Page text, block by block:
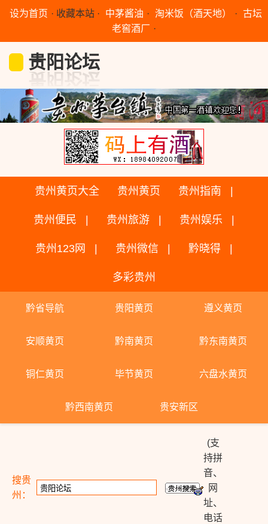
设为首页 · 收藏本站 · 中茅酱油 · 淘米饭（酒天地） · 古坛
老窖酒厂 ·
贵阳论坛
贵州黄页大全 贵州黄页 贵州指南
贵州便民 贵州旅游 贵州娱乐
贵州123网 贵州微信 黔晓得
多彩贵州
黔省导航 贵阳黄页 遵义黄页
安顺黄页 黔南黄页 黔东南黄页
铜仁黄页 毕节黄页 六盘水黄页
黔西南黄页 贵安新区
搜贵
州：
(支
持拼
音、
网
址、
电话